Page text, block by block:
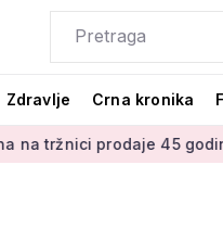
Zdravlje Crna kronika
45 godina: 'Meni je